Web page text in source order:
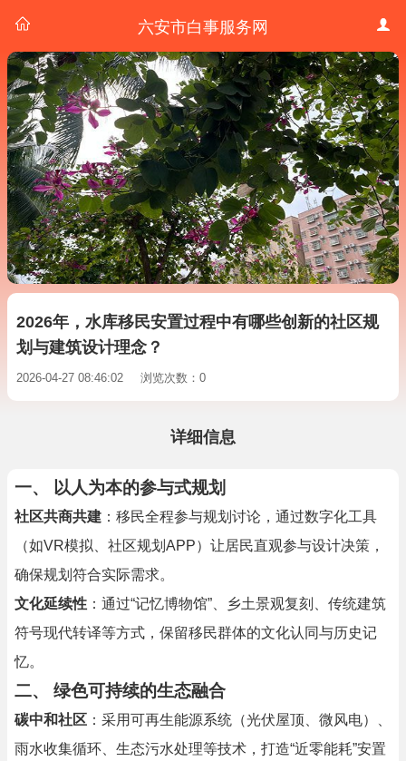
六安市白事服务网
2026年，水库移民安置过程中有哪些创新的社区规
划与建筑设计理念？
2026-04-27 08:46:02 浏览次数：0
详细信息
一、 以人为本的参与式规划
社区共商共建 ：移民全程参与规划讨论，通过数字化工具
（如VR模拟、社区规划APP）让居民直观参与设计决策，
确保规划符合实际需求。
文化延续性 ：通过“记忆博物馆”、乡土景观复刻、传统建筑
符号现代转译等方式，保留移民群体的文化认同与历史记
忆。
二、 绿色可持续的生态融合
碳中和社区 ：采用可再生能源系统（光伏屋顶、微风电）、
雨水收集循环、生态污水处理等技术，打造“近零能耗”安置